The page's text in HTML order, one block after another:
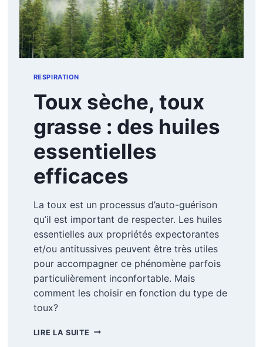
RESPIRATION
Toux sèche, toux
grasse : des huiles
essentielles
efficaces
La toux est un processus d’auto-guérison
qu’il est important de respecter. Les huiles
essentielles aux propriétés expectorantes
et/ou antitussives peuvent être très utiles
pour accompagner ce phénomène parfois
particulièrement inconfortable. Mais
comment les choisir en fonction du type de
toux?
LIRE LA SUITE TOUX